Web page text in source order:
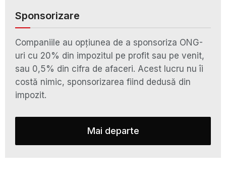
Sponsorizare
Companiile au opțiunea de a sponsoriza ONG-
uri cu 20% din impozitul pe profit sau pe venit,
sau 0,5% din cifra de afaceri. Acest lucru nu îi
costă nimic, sponsorizarea fiind dedusă din
impozit.
Mai departe